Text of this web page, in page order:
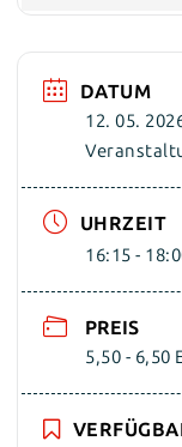
DATUM
12. 05.
UHRZEIT
16:15 -
PREIS
5,50 -